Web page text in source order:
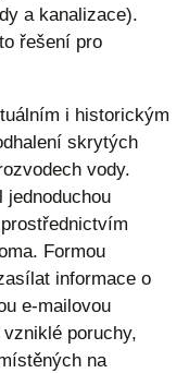
a kanalizace).
řešení pro
i historickým
skrytých
vody.
jednoduchou
Formou
informace o
e-mailovou
poruchy,
na